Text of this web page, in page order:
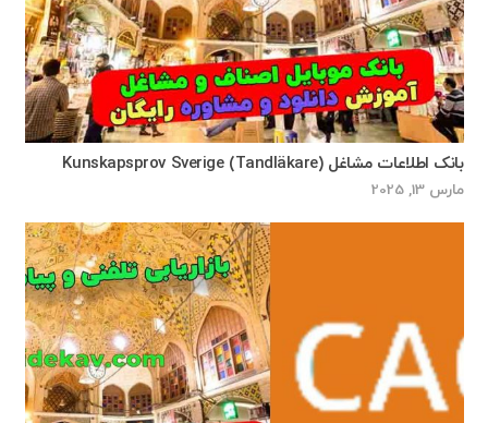
بانک اطلاعات مشاغل Kunskapsprov Sverige (Tandläkare)
مارس 13, 2025